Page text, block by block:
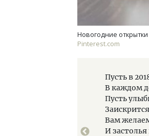
Новогодние
Pinterest.com
Пусть в
В каждом
Пусть
Вам
И